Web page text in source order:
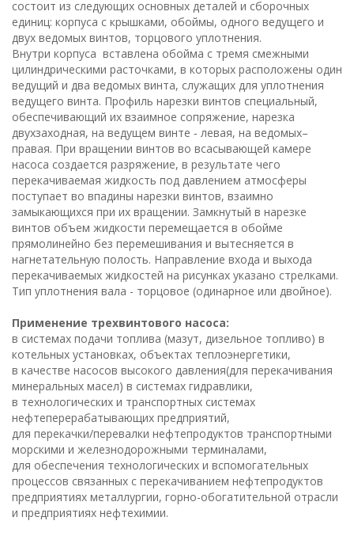
состоит из следующих основных деталей и сборочных
единиц: корпуса с крышками, обоймы, одного ведущего и
двух ведомых винтов, торцового уплотнения.
Внутри корпуса вставлена обойма с тремя смежными
цилиндрическими расточками, в которых расположены один
ведущий и два ведомых винта, служащих для уплотнения
ведущего винта. Профиль нарезки винтов специальный,
обеспечивающий их взаимное сопряжение, нарезка
двухзаходная, на ведущем винте ‑ левая, на ведомых–
правая. При вращении винтов во всасывающей камере
насоса создается разряжение, в результате чего
перекачиваемая жидкость под давлением атмосферы
поступает во впадины нарезки винтов, взаимно
замыкающихся при их вращении. Замкнутый в нарезке
винтов объем жидкости перемещается в обойме
прямолинейно без перемешивания и вытесняется в
нагнетательную полость. Направление входа и выхода
перекачиваемых жидкостей на рисунках указано стрелками.
Тип уплотнения вала - торцовое (одинарное или двойное).
Применение трехвинтового насоса:
в системах подачи топлива (мазут, дизельное топливо) в
котельных установках, объектах теплоэнергетики,
в качестве насосов высокого давления(для перекачивания
минеральных масел) в системах гидравлики,
в технологических и транспортных системах
нефтеперерабатывающих предприятий,
для перекачки/перевалки нефтепродуктов транспортными
морскими и железнодорожными терминалами,
для обеспечения технологических и вспомогательных
процессов связанных с перекачиванием нефтепродуктов
предприятиях металлургии, горно-обогатительной отрасли
и предприятиях нефтехимии.